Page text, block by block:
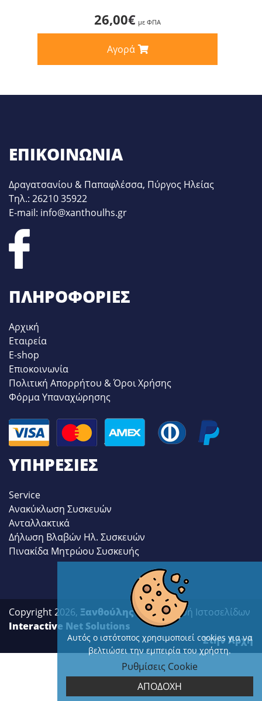
26,00€ με ΦΠΑ
Αγορά
ΕΠΙΚΟΙΝΩΝΊΑ
Δραγατσανίου & Παπαφλέσσα, Πύργος Ηλείας
Τηλ.: 26210 35922
E-mail: info@xanthoulhs.gr
ΠΛΗΡΟΦΟΡΊΕΣ
Αρχική
Εταιρεία
E-shop
Επιοκοινωνία
Πολιτική Απορρήτου & Όροι Χρήσης
Φόρμα Υπαναχώρησης
ΥΠΗΡΕΣΊΕΣ
Service
Ανακύκλωση Συσκευών
Ανταλλακτικά
Δήλωση Βλαβών Ηλ. Συσκευών
Πινακίδα Μητρώου Συσκευής
Copyright 2026, Ξανθούλης| Κατασκευή Ιστοσελίδων
Interactive Net Solutions
Στην Αρχή
Αυτός ο ιστότοπος χρησιμοποιεί cookies για να
βελτιώσει την εμπειρία του χρήστη.
Ρυθμίσεις Cookie
ΑΠΟΔΟΧΗ